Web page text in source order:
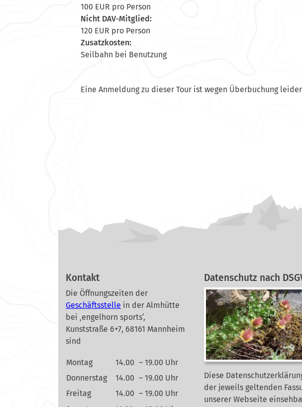
100 EUR pro Person
Nicht DAV-Mitglied:
120 EUR pro Person
Zusatzkosten:
Seilbahn bei Benutzung
Eine Anmeldung zu dieser Tour ist wegen Überbuchung
Kontakt
Die Öffnungszeiten der
Geschäftsstelle in der Almhütte
bei ‚engelhorn sports‘,
Kunststraße 6+7, 68161 Mannheim
sind
Montag 14.00 – 19.00 Uhr
Donnerstag
14.00 – 19.00 Uhr
Freitag
14.00 – 19.00 Uhr
Datenschutz nach
Diese
der jeweils geltenden
unserer Webseite